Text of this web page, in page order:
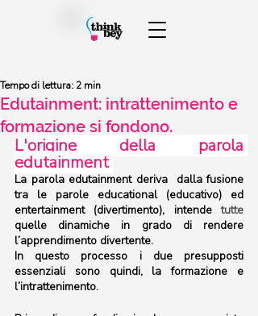
Edutainment: intrattenimento e
formazione si fondono.
Tempo di lettura: 2 min
L'origine della parola
edutainment
La parola edutainment deriva  dalla fusione
tra le parole educational (educativo) ed
entertainment (divertimento), intende tutte
quelle dinamiche in grado di rendere
l’apprendimento divertente.
In questo processo i due presupposti
essenziali sono quindi, la formazione e
l’intrattenimento.